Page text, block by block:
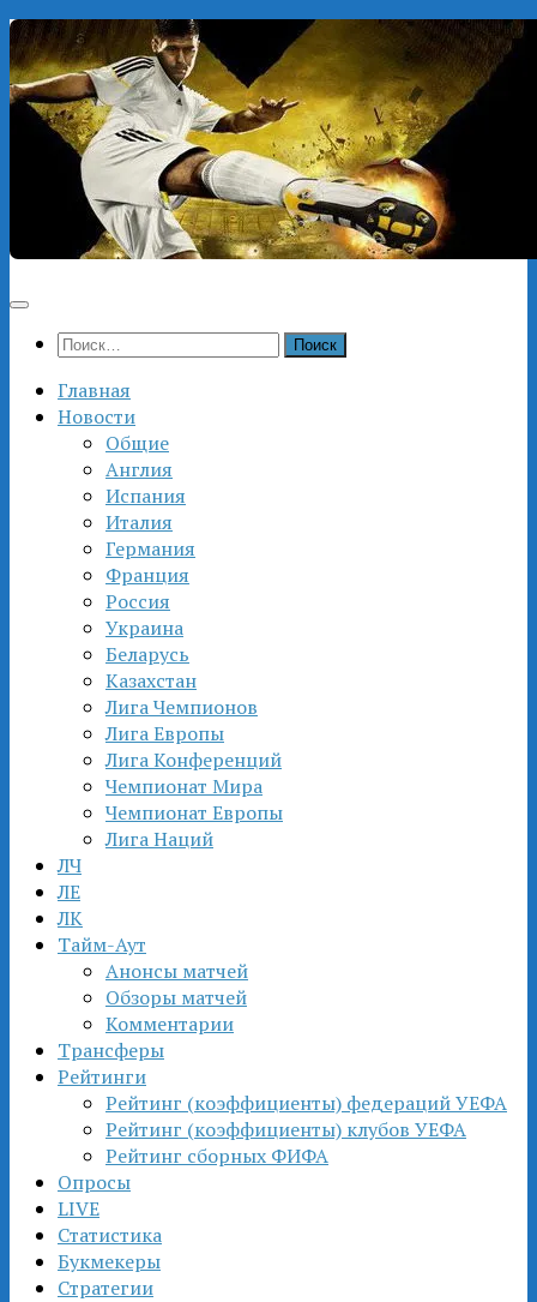
Перейти
к
содержимому
Найти:
Главная
Новости
Общие
Англия
Испания
Италия
Германия
Франция
Россия
Украина
Беларусь
Казахстан
Лига Чемпионов
Лига Европы
Лига Конференций
Чемпионат Мира
Чемпионат Европы
Лига Наций
ЛЧ
ЛЕ
ЛК
Тайм-Аут
Анонсы матчей
Обзоры матчей
Комментарии
Трансферы
Рейтинги
Рейтинг (коэффициенты) федераций УЕФА
Рейтинг (коэффициенты) клубов УЕФА
Рейтинг сборных ФИФА
Опросы
LIVE
Статистика
Букмекеры
Стратегии